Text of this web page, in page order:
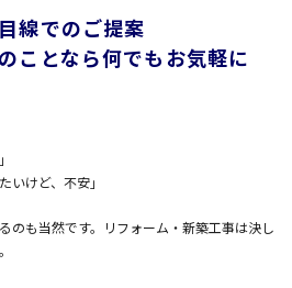
線でのご提案
ことなら何でもお気軽に
いけど、不安」
のも当然です。リフォーム・新築工事は決し